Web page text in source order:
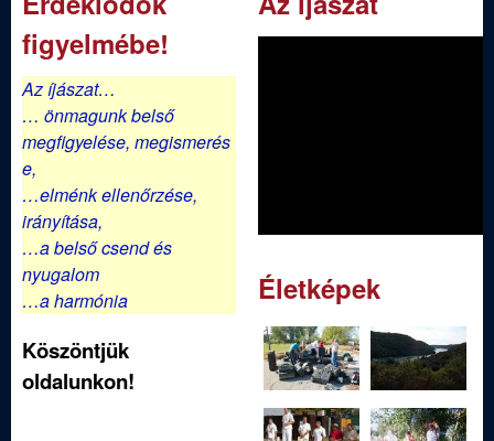
figyelmébe!
Az íjászat…
… önmagunk belső
megfigyelése, megismerés
e,
…elménk ellenőrzése,
irányítása,
…a belső csend és
nyugalom
…a harmónia
Köszöntjük
oldalunkon!
Életképek